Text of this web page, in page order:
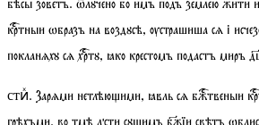
кртныи ѡбразъ на воздꙋсѣ, ѹстрашиша сѧ і
покланѧхꙋ сѧ хртꙋ, ꙗко крестомъ подастъ миръ
стиⷯ. Зарѧми нетлѣюими, ꙗвль сѧ бжтвеныи